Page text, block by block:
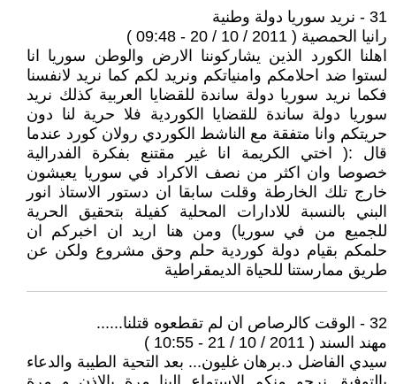
31 - نريد سوريا دولة وطنية
رانيا الحمصية ( 2011 / 10 / 20 - 09:48 )
اهلنا الكورد الذين يشاركوننا الارض والوطن سوريا انا
لستوا ضد احلامكم وامنياتكم ونريد لكم كما نريد لانفسنا
فكما نريد سوريا دولة ساندة للقضايا العربية كذلك نريد
سوريا دولة ساندة للقضايا الكوردية فلا حرية لنا دون
حريتكم وانا متفقة مع الناشط الكوردي رولان كورد عندما
قال :( اختي الكريمة انا غير مقتنع بفكرة الفدرالية
خصوصا وان اكثر من نصف الاكراد في سوريا يعيشون
خارج تلك الخارطة وقلت سابقا ان دستور الاستاذ انور
البني بالنسبة للادارات المحلية كفيلة بتحقيق الحرية
للجميع من في سوريا) ومن هنا اريد ان اخبركم ان
حلمكم بقيام دولة كوردية حلم وحق مشروع ولكن عن
طريق ممارستنا للحياة الديمقراطية
32 - الوقت كالرصاص ان لم تقطعوه قتلنا......
مهند السند ( 2011 / 10 / 21 - 10:55 )
سيدي الفاضل د.برهان غليون... بعد التحية الطيبة والدعاء